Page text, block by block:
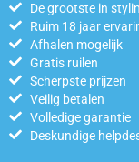
De grootste in
Ruim 18 jaar
Afhalen mogelijk
Gratis ruilen
Scherpste prijzen
Veilig betalen
Volledige garantie
Deskundige